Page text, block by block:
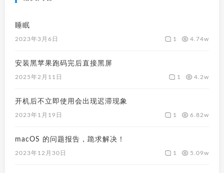
睡眠
2023年3月6日 1 4.74w
安装黑苹果跑码完后直接黑屏
2025年2月11日 1 4.2w
开机后不立即使用会出现迟滞现象
2023年1月19日 1 6.82w
macOS 的问题报告，跪求解决！
2023年12月30日 1 5.09w